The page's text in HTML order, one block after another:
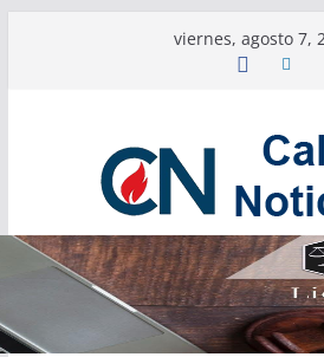
viernes, agosto 7,